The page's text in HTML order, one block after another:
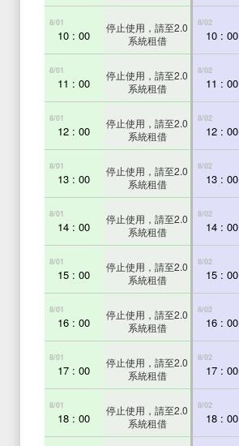
8/01
10 : 00
停止使用，請至2.0
系統租借
8/01
11 : 00
停止使用，請至2.0
系統租借
8/01
12 : 00
停止使用，請至2.0
系統租借
8/01
13 : 00
停止使用，請至2.0
系統租借
8/01
14 : 00
停止使用，請至2.0
系統租借
8/01
15 : 00
停止使用，請至2.0
系統租借
8/01
16 : 00
停止使用，請至2.0
系統租借
8/01
17 : 00
停止使用，請至2.0
系統租借
8/01
18 : 00
停止使用，請至2.0
系統租借
8/02
10 : 00
8/02
11 : 00
8/02
12 : 00
8/02
13 : 00
8/02
14 : 00
8/02
15 : 00
8/02
16 : 00
8/02
17 : 00
8/02
18 : 00